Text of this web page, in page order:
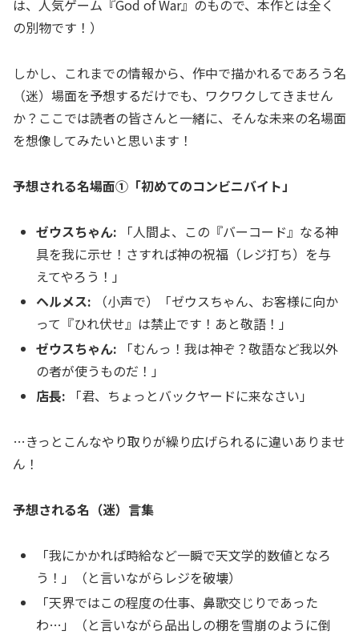
は、人気ゲーム『God of War』のもので、本作とは全く
の別物です！）
しかし、これまでの情報から、作中で描かれるであろう名
（迷）場面を予想するだけでも、ワクワクしてきません
か？ここでは読者の皆さんと一緒に、そんな未来の名場面
を想像してみたいと思います！
予想される名場面①「初めてのコンビニバイト」
ゼウスちゃん: 「人間よ、この『バーコード』なる神
具を我に示せ！さすれば神の祝福（レジ打ち）を与
えてやろう！」
ヘルメス: （小声で）「ゼウスちゃん、お客様に向か
って『ひれ伏せ』は禁止です！あと敬語！」
ゼウスちゃん: 「むんっ！我は神ぞ？敬語など我以外
の者が使うものだ！」
店長: 「君、ちょっとバックヤードに来なさい」
…きっとこんなやり取りが繰り広げられるに違いありませ
ん！
予想される名（迷）言集
「我にかかれば時給など一瞬で天文学的数値となろ
う！」（と言いながらレジを破壊）
「天界ではこの程度の仕事、鼻歌交じりであった
わ…」（と言いながら品出しの棚を雪崩のように倒